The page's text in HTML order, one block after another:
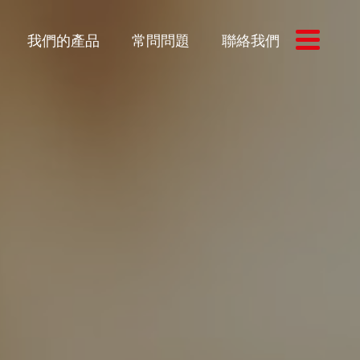
我們的產品 常問問題 聯絡我們